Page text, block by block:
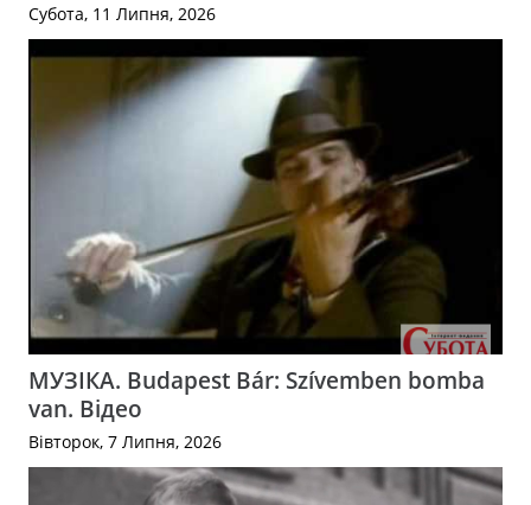
Субота, 11 Липня, 2026
МУЗІКА. Budapest Bár: Szívemben bomba
van. Відео
Вівторок, 7 Липня, 2026